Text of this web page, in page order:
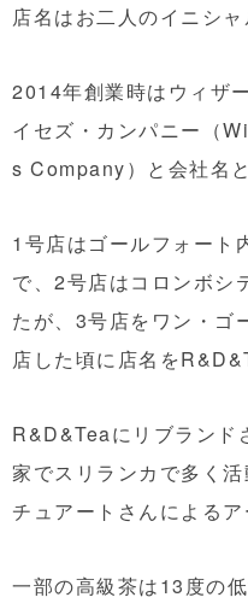
店名はお二人のイニシャ
2014年創業時はウィザ
イセズ・カンパニー（
s Company）と会社名
1号店はゴールフォート
で、2号店はコロンボシ
たが、3号店をワン・ゴ
店した頃に店名を
R&D&Teaにリブランド
家でスリランカで多く
チュアートさんによるア
一部の高級茶は13度の